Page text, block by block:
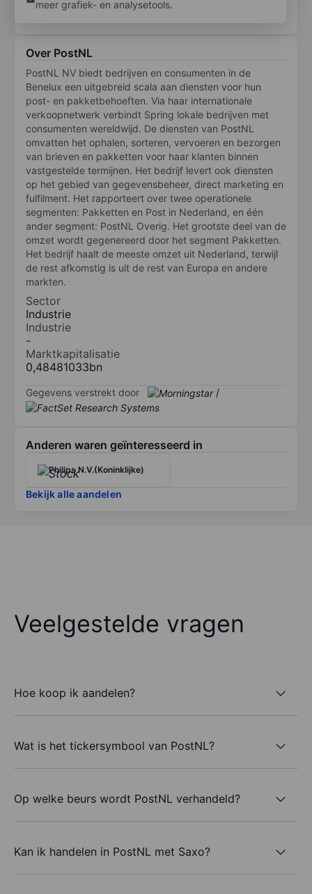
meer grafiek- en analysetools.
Over PostNL
PostNL NV biedt bedrijven en consumenten in de
Benelux een uitgebreid scala aan diensten voor hun
post- en pakketbehoeften. Via haar internationale
verkoopnetwerk verbindt Spring lokale bedrijven met
consumenten wereldwijd. De diensten van PostNL
omvatten het ophalen, sorteren, vervoeren en bezorgen
van brieven en pakketten voor haar klanten binnen
vastgestelde termijnen. Het bedrijf levert ook diensten
op het gebied van gegevensbeheer, direct marketing en
fulfilment. Het rapporteert over twee operationele
segmenten: Pakketten en Post in Nederland, en één
ander segment: PostNL Overig. Het grootste deel van de
omzet wordt gegenereerd door het segment Pakketten.
Het bedrijf haalt de meeste omzet uit Nederland, terwijl
de rest afkomstig is uit de rest van Europa en andere
markten.
Sector
Industrie
Industrie
-
Marktkapitalisatie
0,48481033bn
Gegevens verstrekt door /
Anderen waren geïnteresseerd in
Philips N.V.(Koninklijke)
Bekijk alle aandelen
Veelgestelde vragen
Hoe koop ik aandelen?
Wat is het tickersymbool van PostNL?
Op welke beurs wordt PostNL verhandeld?
Kan ik handelen in PostNL met Saxo?